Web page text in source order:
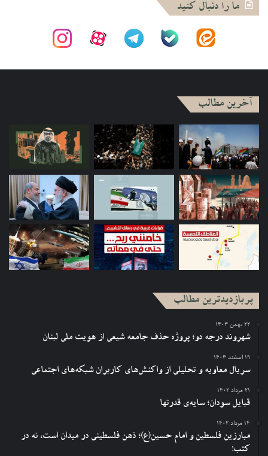
ما را دنبال کنید
آخرین مطالب
پربازدیدترین مطالب
۲۲ بهمن ۱۴۰۳
شهروند درجه دو؛ پروژه حذف جامعه شیعی از هویت ملی لبنان
۱۹ اسفند ۱۴۰۳
سریال معاویه و تحلیلی از واکنش‌های کاربران شبکه‌های اجتماعی
۲۱ مرداد ۱۴۰۲
قبایل سودان؛ سایه‌ی قدرتها
۱۴ مرداد ۱۴۰۲
مبارزین فلسطین و امام حسین(ع)؛ ذهن فلسطینی در میدان است، نه در
کتب!